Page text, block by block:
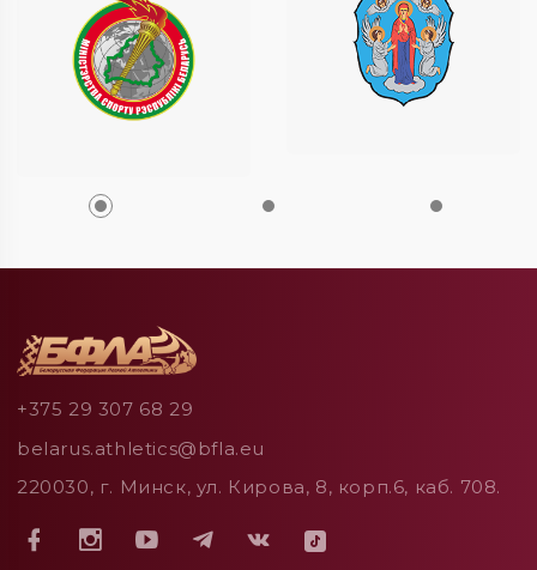
+375 29 307 68 29
belarus.athletics@bfla.eu
220030, г. Минск, ул. Кирова, 8, корп.6, каб. 708.